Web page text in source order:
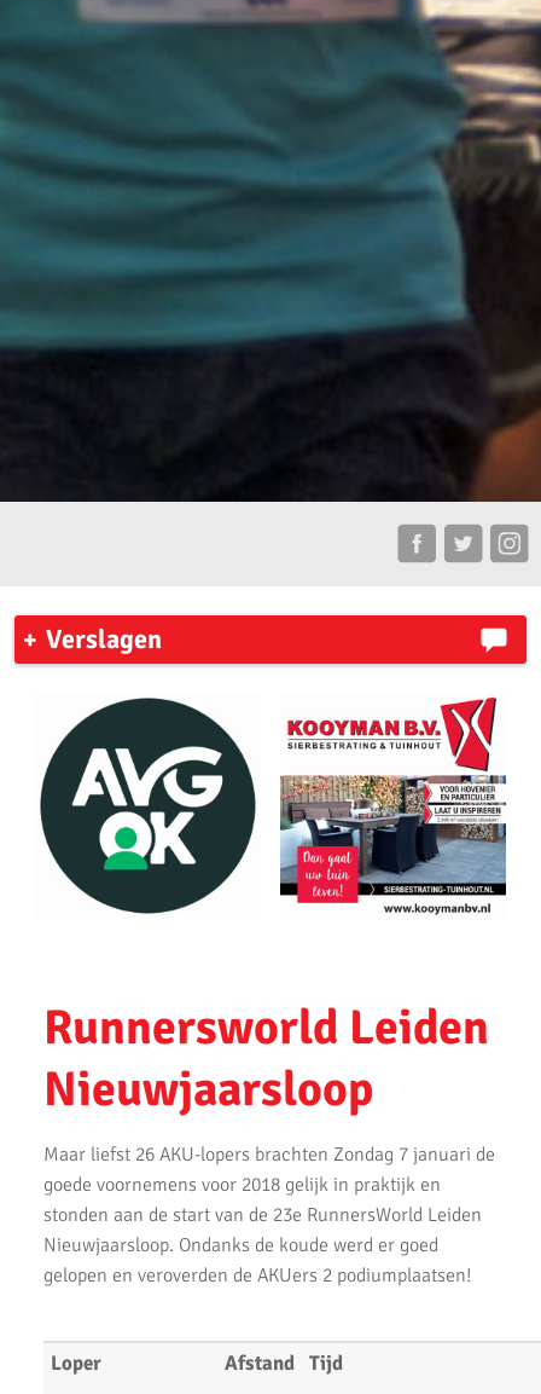
Verslagen
Ronde Venen Marathon 2023
New York City Marathon
Zilveren Turfloop 2023
My Road To Amsterdam
Amsterdam Marathon 2023
Ronald Velten slaagt voor looptrainer examen
Uithoorns Mooiste de Loop 2023 weer geweldig loopfeest
Zilveren Turfloop 2022
Wijnmarathon met AKU
Uitslagen Uithoorns Mooiste 2022
Runnersworld Leiden
Nieuwjaarsloop
Maar liefst 26 AKU-lopers brachten Zondag 7 januari de
goede voornemens voor 2018 gelijk in praktijk en
stonden aan de start van de 23e RunnersWorld Leiden
Nieuwjaarsloop. Ondanks de koude werd er goed
gelopen en veroverden de AKUers 2 podiumplaatsen!
Loper Afstand Tijd